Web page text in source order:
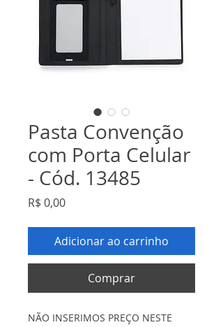
Pasta Convenção
com Porta Celular
- Cód. 13485
R$ 0,00Preço
Adicionar ao carrinho
Comprar
NÃO INSERIMOS PREÇO NESTE